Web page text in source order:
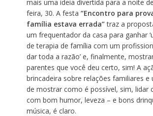
mais uma ideia divertida para a noite
feira, 30. A festa “Encontro para
família estava errada”traz a
um frequentador da casa para ganhar
de terapia de família com um
dar toda a razão’ e, finalmente,
parentes que você deu certo, sim! A
brincadeira sobre relações familiares e
de mostrar como é possível, sim, lidar
com bom humor, leveza – e bons
música, é claro.